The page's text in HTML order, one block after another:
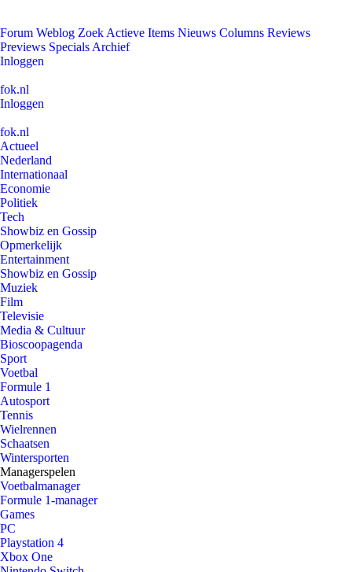
Forum Weblog Zoek Actieve Items Nieuws Columns Reviews
Previews Specials Archief
Inloggen
fok.nl
Inloggen
fok.nl
Actueel
Nederland
Internationaal
Economie
Politiek
Tech
Showbiz en Gossip
Opmerkelijk
Entertainment
Showbiz en Gossip
Muziek
Film
Televisie
Media & Cultuur
Bioscoopagenda
Sport
Voetbal
Formule 1
Autosport
Tennis
Wielrennen
Schaatsen
Wintersporten
Managerspelen
Voetbalmanager
Formule 1-manager
Games
PC
Playstation 4
Xbox One